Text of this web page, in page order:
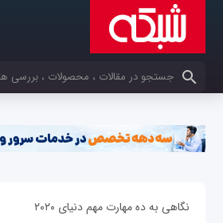
کلمات کلیدی خود را وارد کنید
نگاهی به ده مهارت مهم دنیای ۲۰۲۰